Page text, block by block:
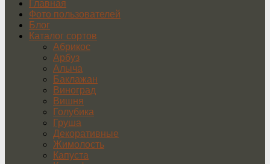
Главная
Фото пользователей
Блог
Каталог сортов
Абрикос
Арбуз
Алыча
Баклажан
Виноград
Вишня
Голубика
Груша
Декоративные
Жимолость
Капуста